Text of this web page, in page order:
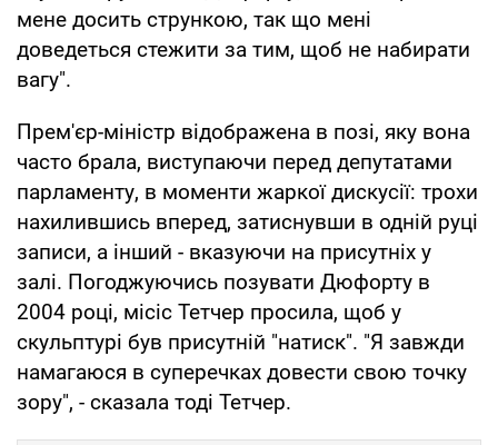
мене досить стрункою, так що мені
доведеться стежити за тим, щоб не набирати
вагу".
Прем'єр-міністр відображена в позі, яку вона
часто брала, виступаючи перед депутатами
парламенту, в моменти жаркої дискусії: трохи
нахилившись вперед, затиснувши в одній руці
записи, а інший - вказуючи на присутніх у
залі. Погоджуючись позувати Дюфорту в
2004 році, місіс Тетчер просила, щоб у
скульптурі був присутній "натиск". "Я завжди
намагаюся в суперечках довести свою точку
зору", - сказала тоді Тетчер.